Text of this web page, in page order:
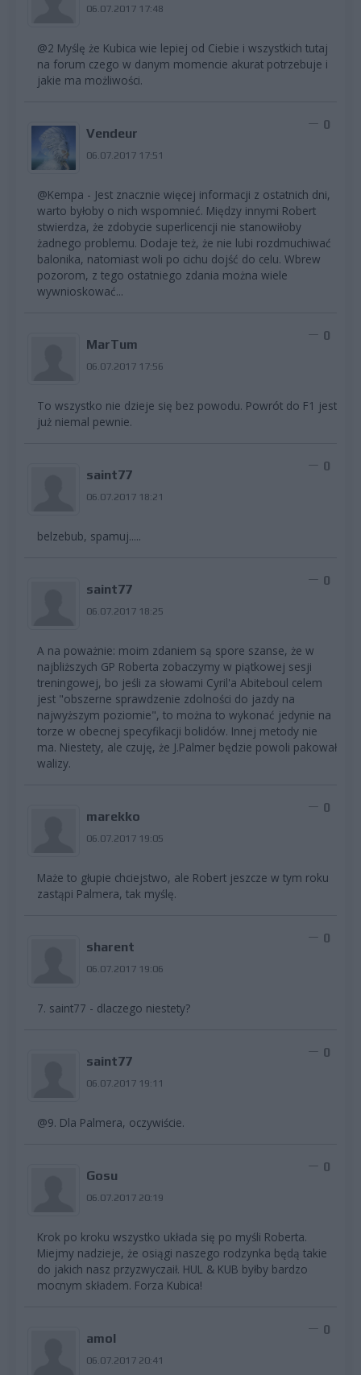
06.07.2017 17:48
@2 Myślę że Kubica wie lepiej od Ciebie i wszystkich tutaj
na forum czego w danym momencie akurat potrzebuje i
jakie ma możliwości.
Vendeur
06.07.2017 17:51
0
@Kempa - Jest znacznie więcej informacji z ostatnich dni,
warto byłoby o nich wspomnieć. Między innymi Robert
stwierdza, że zdobycie superlicencji nie stanowiłoby
żadnego problemu. Dodaje też, że nie lubi rozdmuchiwać
balonika, natomiast woli po cichu dojść do celu. Wbrew
pozorom, z tego ostatniego zdania można wiele
wywnioskować...
MarTum
06.07.2017 17:56
0
To wszystko nie dzieje się bez powodu. Powrót do F1 jest
już niemal pewnie.
saint77
06.07.2017 18:21
0
belzebub, spamuj.....
saint77
06.07.2017 18:25
0
A na poważnie: moim zdaniem są spore szanse, że w
najbliższych GP Roberta zobaczymy w piątkowej sesji
treningowej, bo jeśli za słowami Cyril'a Abiteboul celem
jest "obszerne sprawdzenie zdolności do jazdy na
najwyższym poziomie", to można to wykonać jedynie na
torze w obecnej specyfikacji bolidów. Innej metody nie
ma. Niestety, ale czuję, że J.Palmer będzie powoli pakował
walizy.
marekko
06.07.2017 19:05
0
Maże to głupie chciejstwo, ale Robert jeszcze w tym roku
zastąpi Palmera, tak myślę.
sharent
06.07.2017 19:06
0
7. saint77 - dlaczego niestety?
saint77
06.07.2017 19:11
0
@9. Dla Palmera, oczywiście.
Gosu
06.07.2017 20:19
0
Krok po kroku wszystko układa się po myśli Roberta.
Miejmy nadzieje, że osiągi naszego rodzynka będą takie
do jakich nasz przyzwyczaił. HUL & KUB byłby bardzo
mocnym składem. Forza Kubica!
amol
06.07.2017 20:41
0